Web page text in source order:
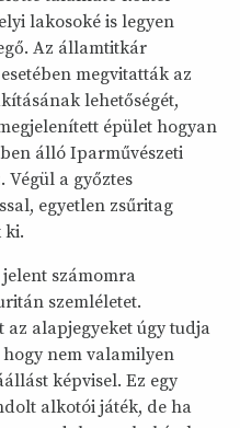
lakosoké is legyen
Az államtitkár
megvitatták az
lehetőségét,
épület hogyan
álló Iparművészeti
Végül a győztes
egyetlen zsűritag
ki.
számomra
szemléletet.
az alapjegyeket úgy tudja
nem valamilyen
képvisel. Ez egy
alkotói játék, de ha